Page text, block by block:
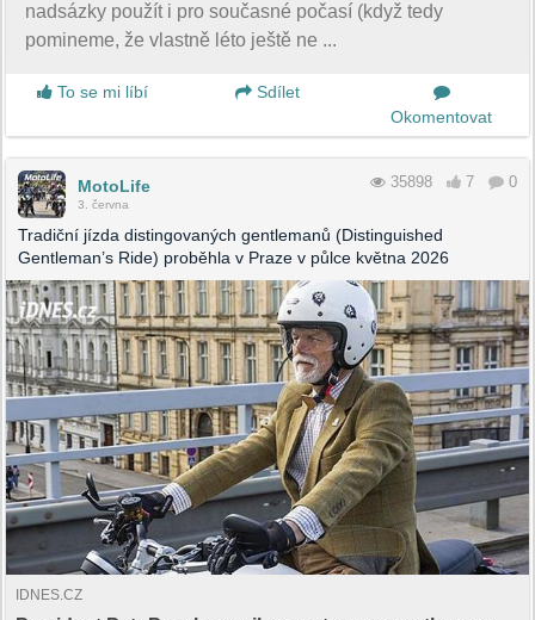
nadsázky použít i pro současné počasí (když tedy
pomineme, že vlastně léto ještě ne ...
To se mi líbí
Sdílet
Okomentovat
MotoLife
3. června
35898 7 0
Tradiční jízda distingovaných gentlemanů (Distinguished
Gentleman’s Ride) proběhla v Praze v půlce května 2026
IDNES.CZ